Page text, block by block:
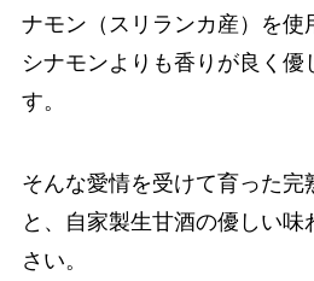
ナモン（スリランカ産）を使
シナモンよりも香りが良く優
す。
そんな愛情を受けて育った完
と、自家製生甘酒の優しい
さい。